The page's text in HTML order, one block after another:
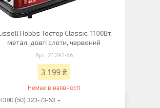
Hobbs Тостер Classic, 1100Вт,
метал, довгі слоти, червоний
21391-56
3 199 ₴
Немає в наявності
+380 (50) 323-73-63